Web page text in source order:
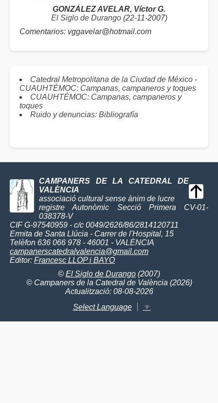
GONZÁLEZ AVELAR, Víctor G.
El Siglo de Durango(22-11-2007)
Comentarios: vggavelar@hotmail.com
Catedral Metropolitana de la Ciudad de México -
CUAUHTÉMOC: Campanas, campaneros y toques
CUAUHTÉMOC: Campanas, campaneros y
toques
Ruido y denuncias: Bibliografía
CAMPANERS DE LA CATEDRAL DE
VALÈNCIA
associació cultural sense ànim de lucre
registre Autonòmic Secció Primera CV-01-
038378-V
CIF G-97540959 - c/c 0049/2626/86/2814120711
Ermita de Santa Llúcia - Carrer de l'Hospital, 15
Telèfon 636 066 978 - 46001 - VALÈNCIA
campanerscatedralvalencia@gmail.com
Editor: Francesc LLOP i BAYO
© El Siglo de Durango (2007)
© Campaners de la Catedral de València (2026)
Actualització: 08-08-2026
Select Language
▼